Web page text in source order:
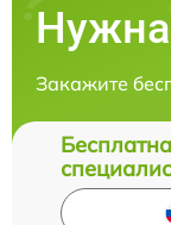
Нужна
Закажите